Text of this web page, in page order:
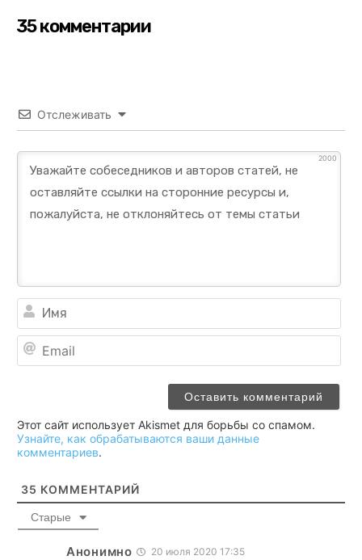
35 комментарии
Отслеживать
2000
Этот сайт использует Akismet для борьбы со спамом.
Узнайте, как обрабатываются ваши данные
комментариев.
35 КОММЕНТАРИЙ
Старые
Анонимно 20 июля 2020 17:35